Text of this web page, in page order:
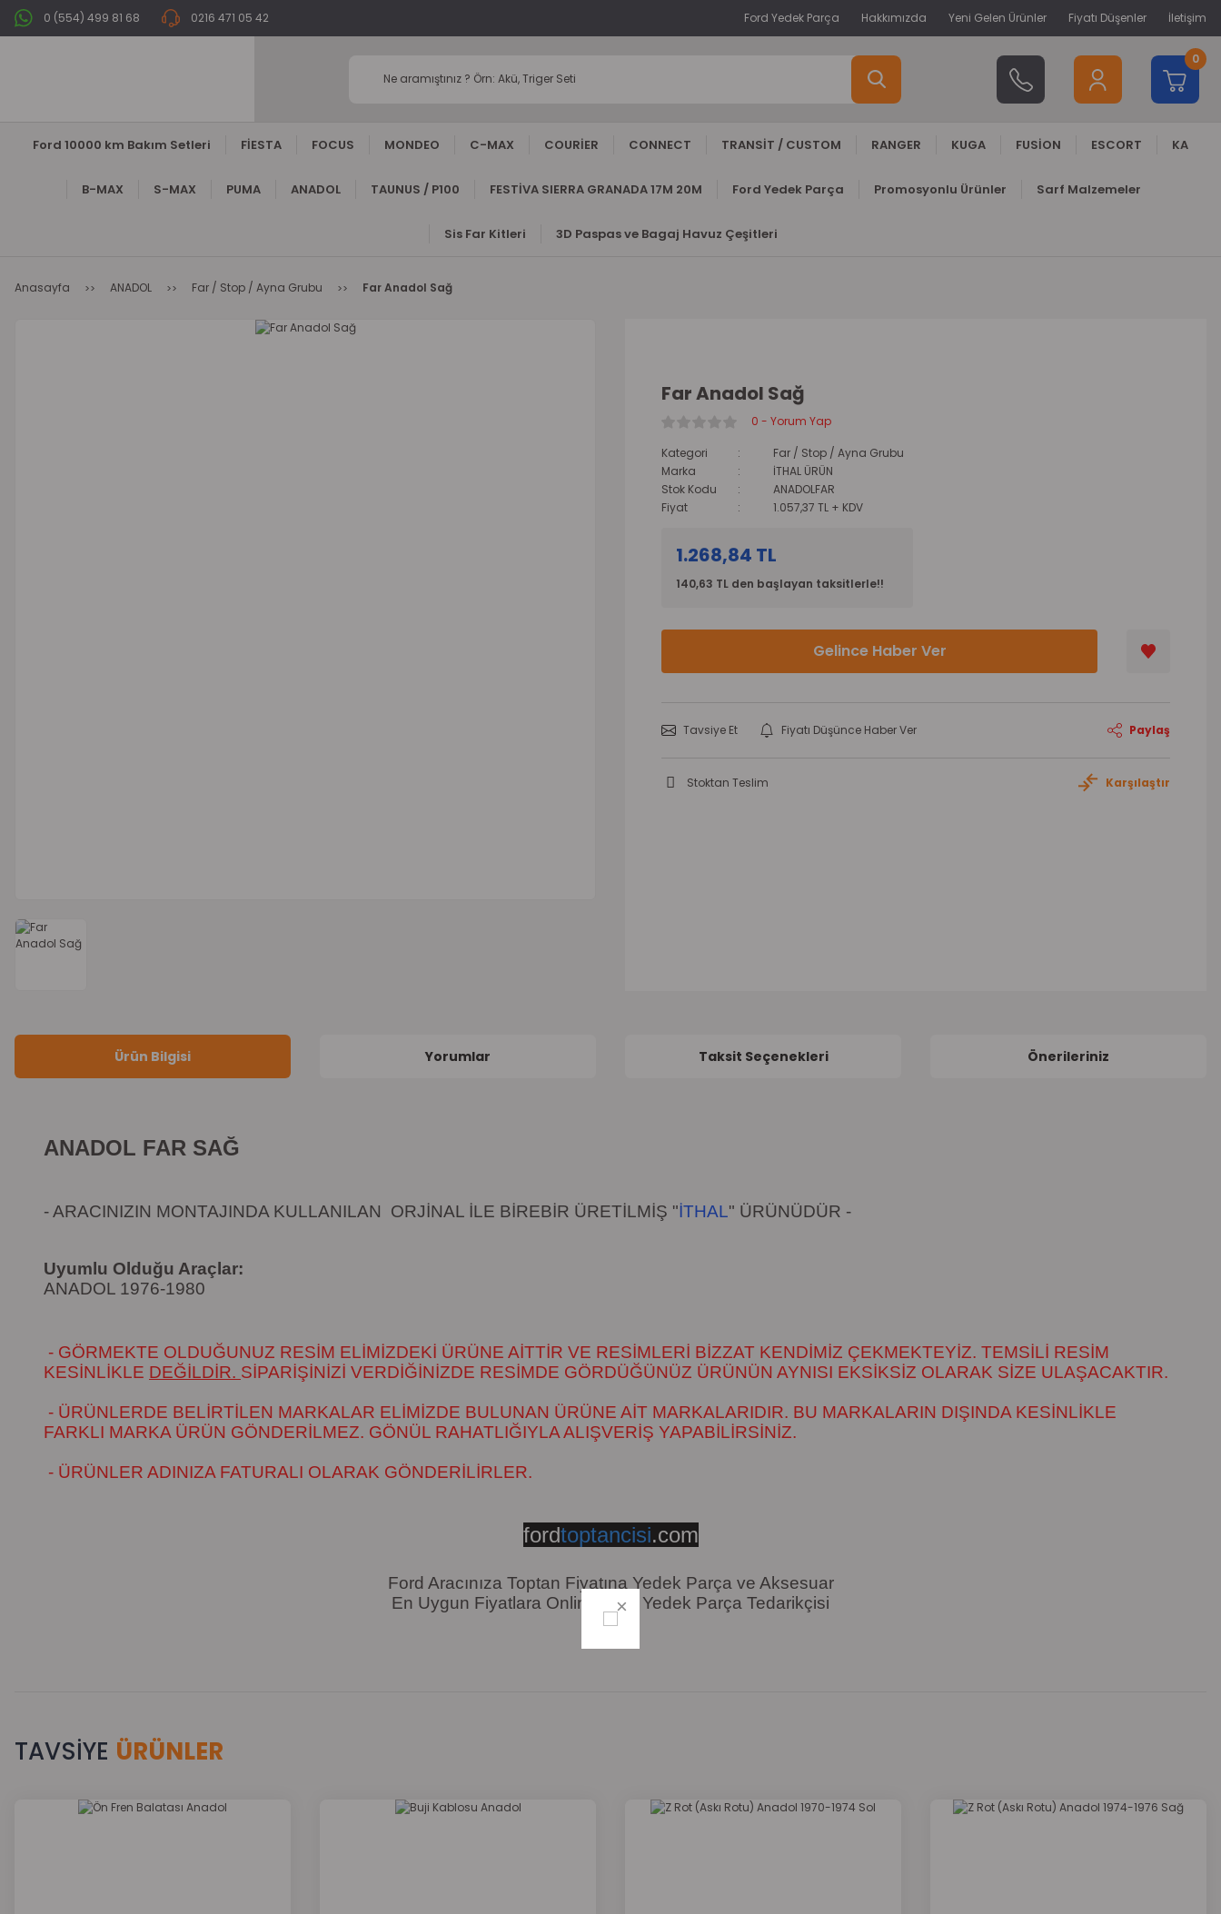
0 (554) 499 81 68 0216 471 05 42 Ford Yedek Parça Hakkımızda Yeni Gelen Ürünler Fiyatı Düşenler İletişim
0
Ford 10000 km Bakım Setleri FİESTA FOCUS MONDEO C-MAX COURİER CONNECT TRANSİT / CUSTOM RANGER KUGA FUSİON ESCORT KA
B-MAX S-MAX PUMA ANADOL TAUNUS / P100 FESTİVA SIERRA GRANADA 17M 20M Ford Yedek Parça Promosyonlu Ürünler Sarf Malzemeler
Sis Far Kitleri 3D Paspas ve Bagaj Havuz Çeşitleri
Anasayfa ANADOL Far / Stop / Ayna Grubu Far Anadol Sağ
Far Anadol Sağ
0 - Yorum Yap
Kategori
Far / Stop / Ayna Grubu
Marka
İTHAL ÜRÜN
Stok Kodu
ANADOLFAR
Fiyat
1.057,37 TL + KDV
1.268,84 TL
140,63 TL den başlayan taksitlerle!!
Gelince Haber Ver
Tavsiye Et Fiyatı Düşünce Haber Ver Paylaş
Stoktan Teslim Karşılaştır
Ürün Bilgisi Yorumlar Taksit Seçenekleri Önerileriniz
ANADOL FAR SAĞ
- ARACINIZIN MONTAJINDA KULLANILAN ORJİNAL İLE BİREBİR ÜRETİLMİŞ "İTHAL" ÜRÜNÜDÜR -
Uyumlu Olduğu Araçlar:
ANADOL 1976-1980
- GÖRMEKTE OLDUĞUNUZ RESİM ELİMİZDEKİ ÜRÜNE AİTTİR VE RESİMLERİ BİZZAT KENDİMİZ ÇEKMEKTEYİZ. TEMSİLİ RESİM
KESİNLİKLE DEĞİLDİR. SİPARİŞİNİZİ VERDİĞİNİZDE RESİMDE GÖRDÜĞÜNÜZ ÜRÜNÜN AYNISI EKSİKSİZ OLARAK SİZE ULAŞACAKTIR.
- ÜRÜNLERDE BELİRTİLEN MARKALAR ELİMİZDE BULUNAN ÜRÜNE AİT MARKALARIDIR. BU MARKALARIN DIŞINDA KESİNLİKLE
FARKLI MARKA ÜRÜN GÖNDERİLMEZ. GÖNÜL RAHATLIĞIYLA ALIŞVERİŞ YAPABİLİRSİNİZ.
- ÜRÜNLER ADINIZA FATURALI OLARAK GÖNDERİLİRLER.
fordtoptancisi.com
Ford Aracınıza Toptan Fiyatına Yedek Parça ve Aksesuar
En Uygun Fiyatlara Online Ford Yedek Parça Tedarikçisi
Bu ürünün fiyat bilgisi, resim, ürün açıklamalarında ve diğer konularda yetersiz gördüğünüz noktaları öneri formunu kullanarak tarafımıza iletebilirsiniz.
TAVSİYE ÜRÜNLER